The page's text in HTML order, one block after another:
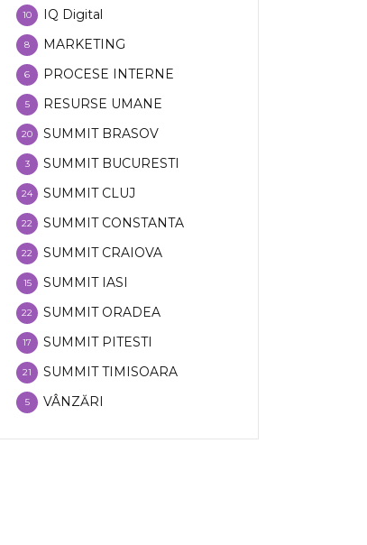
IQ Digital
10
MARKETING
8
PROCESE INTERNE
6
RESURSE UMANE
5
SUMMIT BRASOV
20
SUMMIT BUCURESTI
3
SUMMIT CLUJ
24
SUMMIT CONSTANTA
22
SUMMIT CRAIOVA
22
SUMMIT IASI
15
SUMMIT ORADEA
22
SUMMIT PITESTI
17
SUMMIT TIMISOARA
21
VÂNZĂRI
5